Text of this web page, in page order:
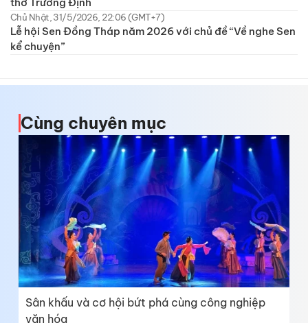
Chủ Nhật, 31/5/2026, 22:06 (GMT+7)
Lễ hội Sen Đồng Tháp năm 2026 với chủ đề “Về nghe Sen
kể chuyện”
Cùng chuyên mục
Sân khấu và cơ hội bứt phá cùng công nghiệp
văn hóa